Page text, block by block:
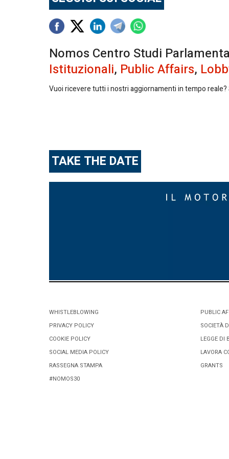
Nomos Centro Studi
Istituzionali, Public Affairs,
Vuoi ricevere tutti i nostri aggiornamenti in tempo
TAKE THE DATE
WHISTLEBLOWING
PRIVACY POLICY
COOKIE POLICY
SOCIAL MEDIA POLICY
RASSEGNA STAMPA
#NOMOS30
PUBLIC
SOCIETÀ
LEGGE DI
LAVORA
GRANTS